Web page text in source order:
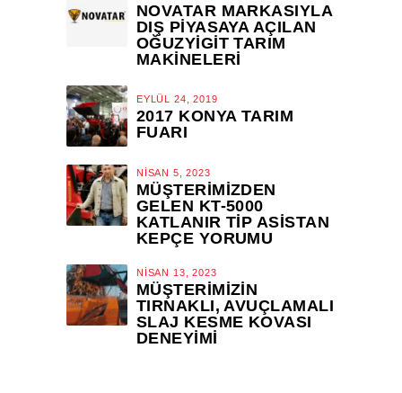
NOVATAR MARKASIYLA
DIŞ PIYASAYA AÇILAN
OĞUZYIGIT TARIM
MAKINELERI
EYLÜL 24, 2019
2017 KONYA TARIM
FUARI
NISAN 5, 2023
MÜŞTERIMIZDEN
GELEN KT-5000
KATLANIR TİP ASİSTAN
KEPÇE YORUMU
NISAN 13, 2023
MÜŞTERIMIZIN
TIRNAKLI, AVUÇLAMALI
SLAJ KESME KOVASI
DENEYIMI